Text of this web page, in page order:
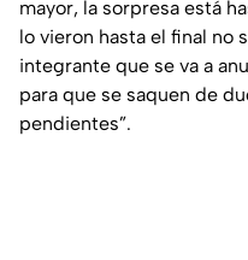
mayor, la sorpresa está
lo vieron hasta el final no
integrante que se va a
para que se saquen de
pendientes”.